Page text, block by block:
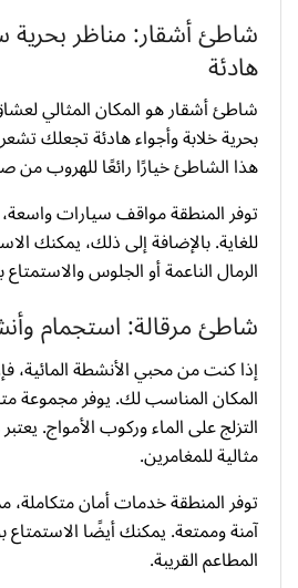
شاطئ أشقار: مناظر بحرية
هادئة
شاطئ أشقار هو المكان المثالي
بحرية خلابة وأجواء هادئة تجعلك تشعر
هذا الشاطئ خيارًا رائعًا للهروب من
توفر المنطقة مواقف سيارات واسعة،
للغاية. بالإضافة إلى ذلك، يمكنك
الرمال الناعمة أو الجلوس والاستمتاع
شاطئ مرقالة: استجمام
إذا كنت من محبي الأنشطة المائية،
المكان المناسب لك. يوفر مجموعة
التزلج على الماء وركوب الأمواج.
مثالية للمغامرين.
توفر المنطقة خدمات أمان
آمنة وممتعة. يمكنك أيضًا
المطاعم القريبة.